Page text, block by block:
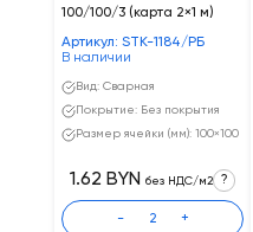
100/100/3 (карта 2×1 м)
Артикул: STK-1184/РБ
В наличии
Вид: Сварная
Покрытие: Без покрытия
Размер ячейки (мм): 100×100
1.62 BYN без НДС/м2 ?
- +